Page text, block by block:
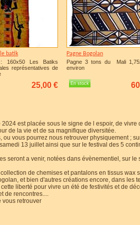
batik
160x50 Les Batiks
représentatives de
ou/et animaux,
autres creations
25,00 €
Pagne Bogolan
Pagne 3 tons du Mali
environ
En stock
2024 est placée sous le signe de l espoir, de
de la vie et de sa magnifique diversitée.
ou vous pourrez nous retrouver physiquement ;
13 juillet ainsi que sur le festival des 5
seront a venir, notées dans évènementiel, sur
de chemises et pantalons en tissus wax
et bien d'autres créations encore, dans les
cette liberté pour vivre un été de festivités et de
de rencontres....
vous retrouver